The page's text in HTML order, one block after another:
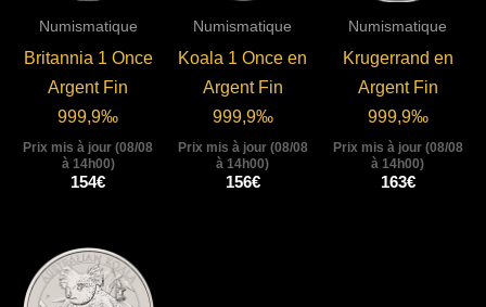
Numismatique
Britannia 1 Once
Argent Fin
999,9‰
Prix mis à jour (08/08
à 14h00)
154€
Numismatique
Koala 1 Once en
Argent Fin
999,9‰
Prix mis à jour (08/08
à 14h00)
156€
Numismatique
Krugerrand en
Argent Fin
999,9‰
Prix mis à jour (08/08
à 14h00)
163€